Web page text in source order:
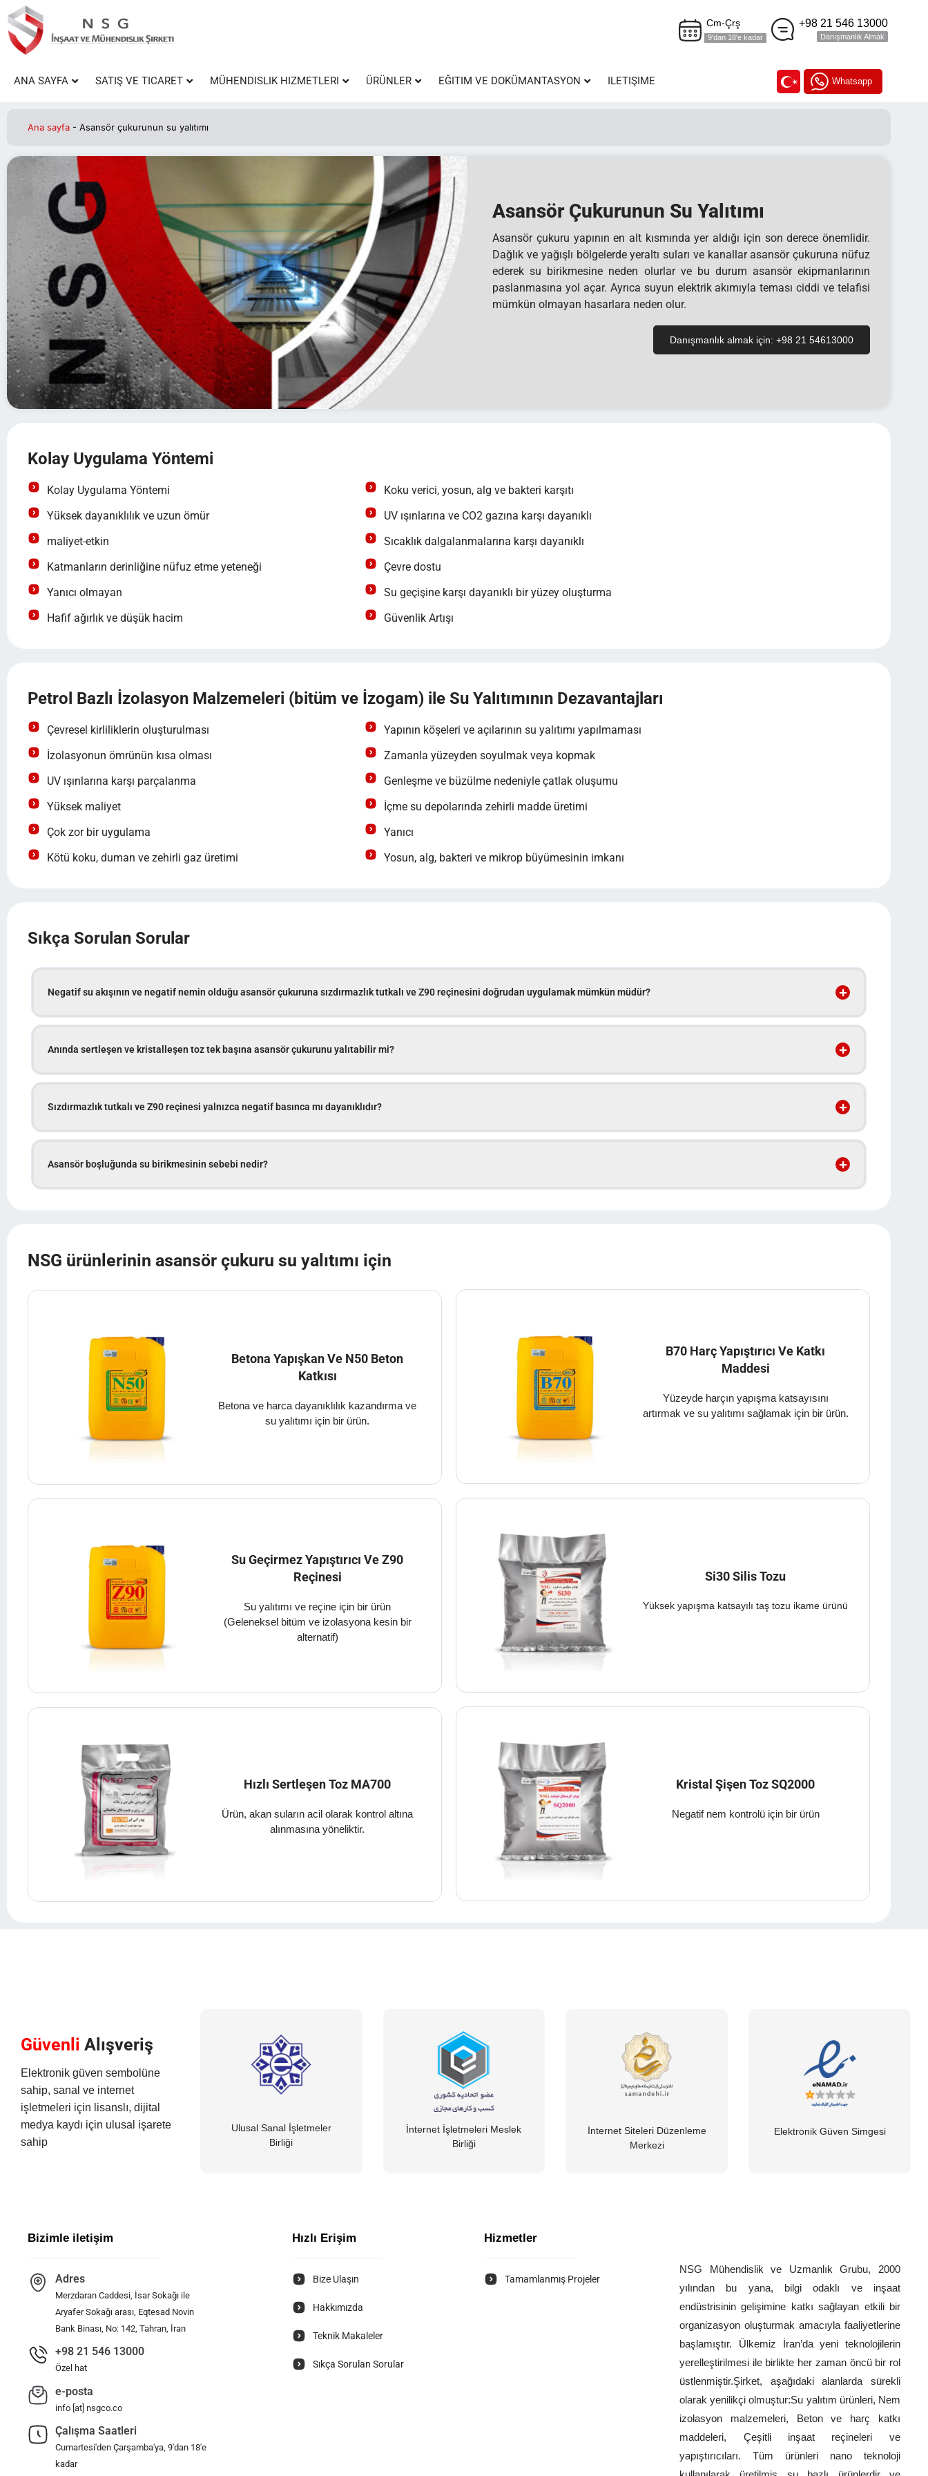
Cm-Çrş
9'dan 18'e kadar
+98 21 546 13000
Danışmanlık Almak
ANA SAYFA SATIŞ VE TICARET MÜHENDISLIK HIZMETLERI ÜRÜNLER EĞITIM VE DOKÜMANTASYON ILETIŞIME Whatsapp
Ana sayfa - Asansör çukurunun su yalıtımı
Asansör Çukurunun Su Yalıtımı
Asansör çukuru yapının en alt kısmında yer aldığı için son derece önemlidir.
Dağlık ve yağışlı bölgelerde yeraltı suları ve kanallar asansör çukuruna nüfuz
ederek su birikmesine neden olurlar ve bu durum asansör ekipmanlarının
paslanmasına yol açar. Ayrıca suyun elektrik akımıyla teması ciddi ve telafisi
mümkün olmayan hasarlara neden olur.
Danışmanlık almak için: +98 21 54613000
Kolay Uygulama Yöntemi
Kolay Uygulama Yöntemi
Yüksek dayanıklılık ve uzun ömür
maliyet-etkin
Katmanların derinliğine nüfuz etme yeteneği
Yanıcı olmayan
Hafif ağırlık ve düşük hacim
Koku verici, yosun, alg ve bakteri karşıtı
UV ışınlarına ve CO2 gazına karşı dayanıklı
Sıcaklık dalgalanmalarına karşı dayanıklı
Çevre dostu
Su geçişine karşı dayanıklı bir yüzey oluşturma
Güvenlik Artışı
Petrol Bazlı İzolasyon Malzemeleri (bitüm ve İzogam) ile Su Yalıtımının Dezavantajları
Çevresel kirliliklerin oluşturulması
İzolasyonun ömrünün kısa olması
UV ışınlarına karşı parçalanma
Yüksek maliyet
Çok zor bir uygulama
Kötü koku, duman ve zehirli gaz üretimi
Yapının köşeleri ve açılarının su yalıtımı yapılmaması
Zamanla yüzeyden soyulmak veya kopmak
Genleşme ve büzülme nedeniyle çatlak oluşumu
İçme su depolarında zehirli madde üretimi
Yanıcı
Yosun, alg, bakteri ve mikrop büyümesinin imkanı
Sıkça Sorulan Sorular
Negatif su akışının ve negatif nemin olduğu asansör çukuruna sızdırmazlık tutkalı ve Z90 reçinesini doğrudan uygulamak mümkün müdür?
Anında sertleşen ve kristalleşen toz tek başına asansör çukurunu yalıtabilir mi?
Sızdırmazlık tutkalı ve Z90 reçinesi yalnızca negatif basınca mı dayanıklıdır?
Asansör boşluğunda su birikmesinin sebebi nedir?
NSG ürünlerinin asansör çukuru su yalıtımı için
Betona Yapışkan Ve N50 Beton
Katkısı
Betona ve harca dayanıklılık kazandırma ve
su yalıtımı için bir ürün.
Su Geçirmez Yapıştırıcı Ve Z90
Reçinesi
Su yalıtımı ve reçine için bir ürün
(Geleneksel bitüm ve izolasyona kesin bir
alternatif)
Hızlı Sertleşen Toz MA700
Ürün, akan suların acil olarak kontrol altına
alınmasına yöneliktir.
B70 Harç Yapıştırıcı Ve Katkı
Maddesi
Yüzeyde harçın yapışma katsayısını
artırmak ve su yalıtımı sağlamak için bir ürün.
Si30 Silis Tozu
Yüksek yapışma katsayılı taş tozu ikame ürünü
Kristal Şişen Toz SQ2000
Negatif nem kontrolü için bir ürün
Güvenli Alışveriş
Elektronik güven sembolüne
sahip, sanal ve internet
işletmeleri için lisanslı, dijital
medya kaydı için ulusal işarete
sahip
Ulusal Sanal İşletmeler
Birliği
İnternet İşletmeleri Meslek
Birliği
İnternet Siteleri Düzenleme
Merkezi
Elektronik Güven Simgesi
Bizimle iletişim
Adres
Merzdaran Caddesi, İsar Sokağı ile
Aryafer Sokağı arası, Eqtesad Novin
Bank Binası, No: 142, Tahran, İran
+98 21 546 13000
Özel hat
e-posta
info [at] nsgco.co
Çalışma Saatleri
Cumartesi'den Çarşamba'ya, 9'dan 18'e
kadar
Hızlı Erişim
Bize Ulaşın
Hakkımızda
Teknik Makaleler
Sıkça Sorulan Sorular
Hizmetler
Tamamlanmış Projeler
NSG Mühendislik ve Uzmanlık Grubu, 2000
yılından bu yana, bilgi odaklı ve inşaat
endüstrisinin gelişimine katkı sağlayan etkili bir
organizasyon oluşturmak amacıyla faaliyetlerine
başlamıştır. Ülkemiz İran’da yeni teknolojilerin
yerelleştirilmesi ile birlikte her zaman öncü bir rol
üstlenmiştir.Şirket, aşağıdaki alanlarda sürekli
olarak yenilikçi olmuştur:Su yalıtım ürünleri, Nem
izolasyon malzemeleri, Beton ve harç katkı
maddeleri, Çeşitli inşaat reçineleri ve
yapıştırıcıları. Tüm ürünleri nano teknoloji